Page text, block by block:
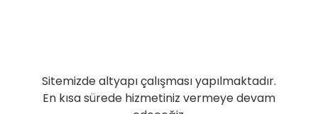
Sitemizde altyapı çalışması yapılmaktadır.
En kısa sürede hizmetiniz vermeye devam